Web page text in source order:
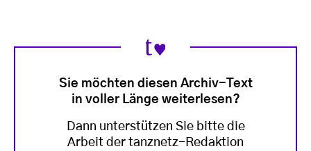
Sie möchten diesen Archiv-Text
in voller Länge weiterlesen?
Dann unterstützen Sie bitte die
Arbeit der tanznetz-Redaktion